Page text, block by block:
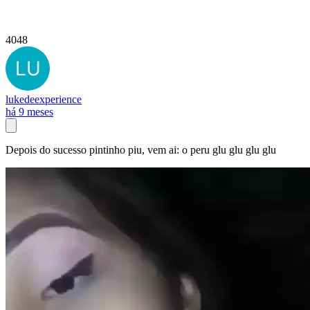
4048
lukedeexperience
há 9 meses
Depois do sucesso pintinho piu, vem ai: o peru glu glu glu glu